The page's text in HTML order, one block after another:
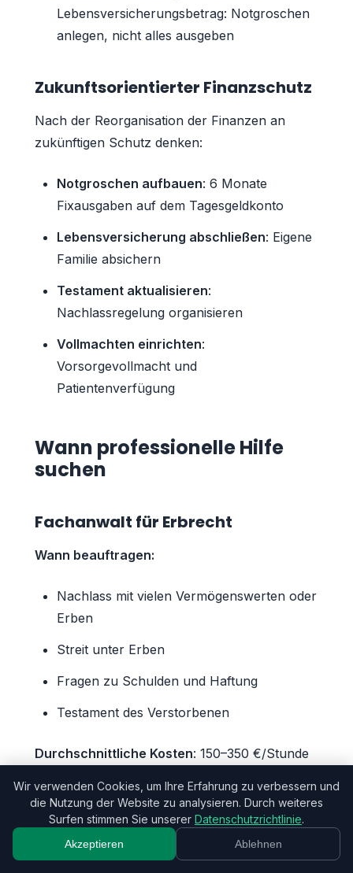
Lebensversicherungsbetrag: Notgroschen
anlegen, nicht alles ausgeben
Zukunftsorientierter Finanzschutz
Nach der Reorganisation der Finanzen an
zukünftigen Schutz denken:
Notgroschen aufbauen: 6 Monate
Fixausgaben auf dem Tagesgeldkonto
Lebensversicherung abschließen: Eigene
Familie absichern
Testament aktualisieren:
Nachlassregelung organisieren
Vollmachten einrichten:
Vorsorgevollmacht und
Patientenverfügung
Wann professionelle Hilfe
suchen
Fachanwalt für Erbrecht
Wann beauftragen:
Nachlass mit vielen Vermögenswerten oder
Erben
Streit unter Erben
Fragen zu Schulden und Haftung
Testament des Verstorbenen
Durchschnittliche Kosten: 150–350 €/Stunde
Steuerberater
Wann beauftragen:
Wir verwenden Cookies, um Ihre Erfahrung zu verbessern und
die Nutzung der Website zu analysieren. Durch weiteres
Surfen stimmen Sie unserer Datenschutzrichtlinie.
Akzeptieren Ablehnen